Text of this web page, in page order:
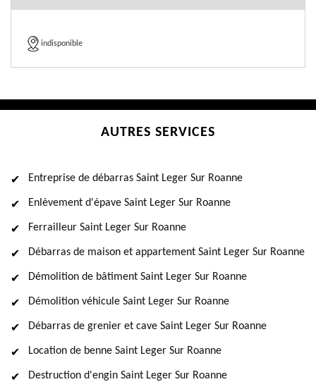
indisponible
AUTRES SERVICES
Entreprise de débarras Saint Leger Sur Roanne
Enlèvement d'épave Saint Leger Sur Roanne
Ferrailleur Saint Leger Sur Roanne
Débarras de maison et appartement Saint Leger Sur Roanne
Démolition de bâtiment Saint Leger Sur Roanne
Démolition véhicule Saint Leger Sur Roanne
Débarras de grenier et cave Saint Leger Sur Roanne
Location de benne Saint Leger Sur Roanne
Destruction d'engin Saint Leger Sur Roanne